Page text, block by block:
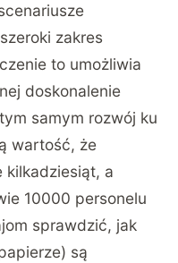
zakres
to umożliwia
doskonalenie
samym rozwój ku
wartość, że
kilkadziesiąt, a
10000 personelu
sprawdzić, jak
są